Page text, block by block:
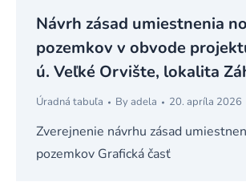
Návrh zásad umiestnenia
pozemkov v obvode
ú. Veľké Orvište, lokalita
Úradná tabuľa Byadela 20. apríla 2026
Zverejnenie návrhu zásad
pozemkov Grafická časť